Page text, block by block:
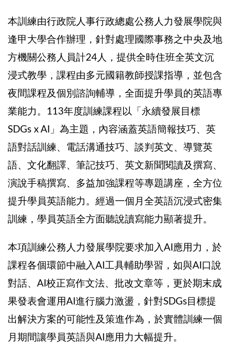
本訓練由行政院人事行政總處公務人力發展學院與
逢甲大學合作辦理，針對處理國際事務之中央及地
方機關公務人員計24人，提供全時住班全英文沉
浸式教學，課程由多元國籍教師授課指導，並包含
夜間課程及個別諮詢輔導，全面提升學員的英語專
業能力。 113年度訓練課程以「永續發展目標
SDGs x AI
」為主題，內容涵蓋英語簡報技巧、英
語對話訓練、電話溝通技巧、談判英文、導覽英
語、文化翻譯、筆記技巧、英文新聞閱讀及撰寫、
演說手稿撰寫、多益加強課程等專題講座，全方位
提升學員英語能力。經過一個月全英語沉浸式密集
訓練，學員英語全方面聽說讀寫能力顯著提升。
本項訓練公務人力發展學院要求加入 AI 應用力，於
課程各個環節中融入 AI 工具輔助學習，如與AI 口說
對話、 AI 校正寫作文法、批改文章等，更於期末成
果發表會運用AI 進行腦力激盪，針對SDGs 目標提
出解決方案的可能性及策進作為，於實體訓練一個
月期間讓學員英語與AI 應用力大幅提升。